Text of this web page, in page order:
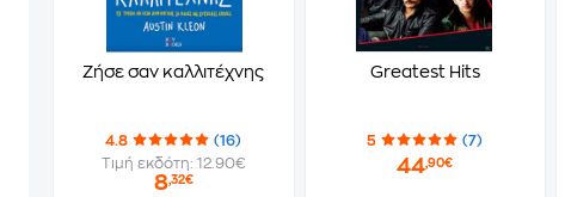
Ζήσε σαν καλλιτέχνης
4.8
(16)
Τιμή εκδότη: 12.90€
8,32€
Greatest Hits
5 (7)
44,90€